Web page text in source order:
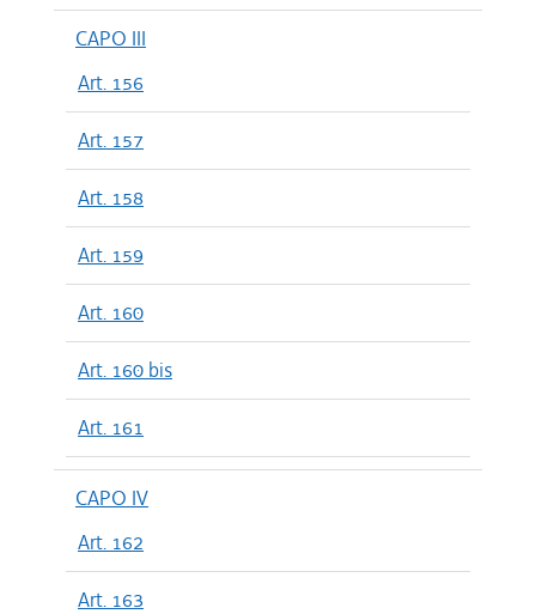
CAPO III
Art. 156
Art. 157
Art. 158
Art. 159
Art. 160
Art. 160 bis
Art. 161
CAPO IV
Art. 162
Art. 163